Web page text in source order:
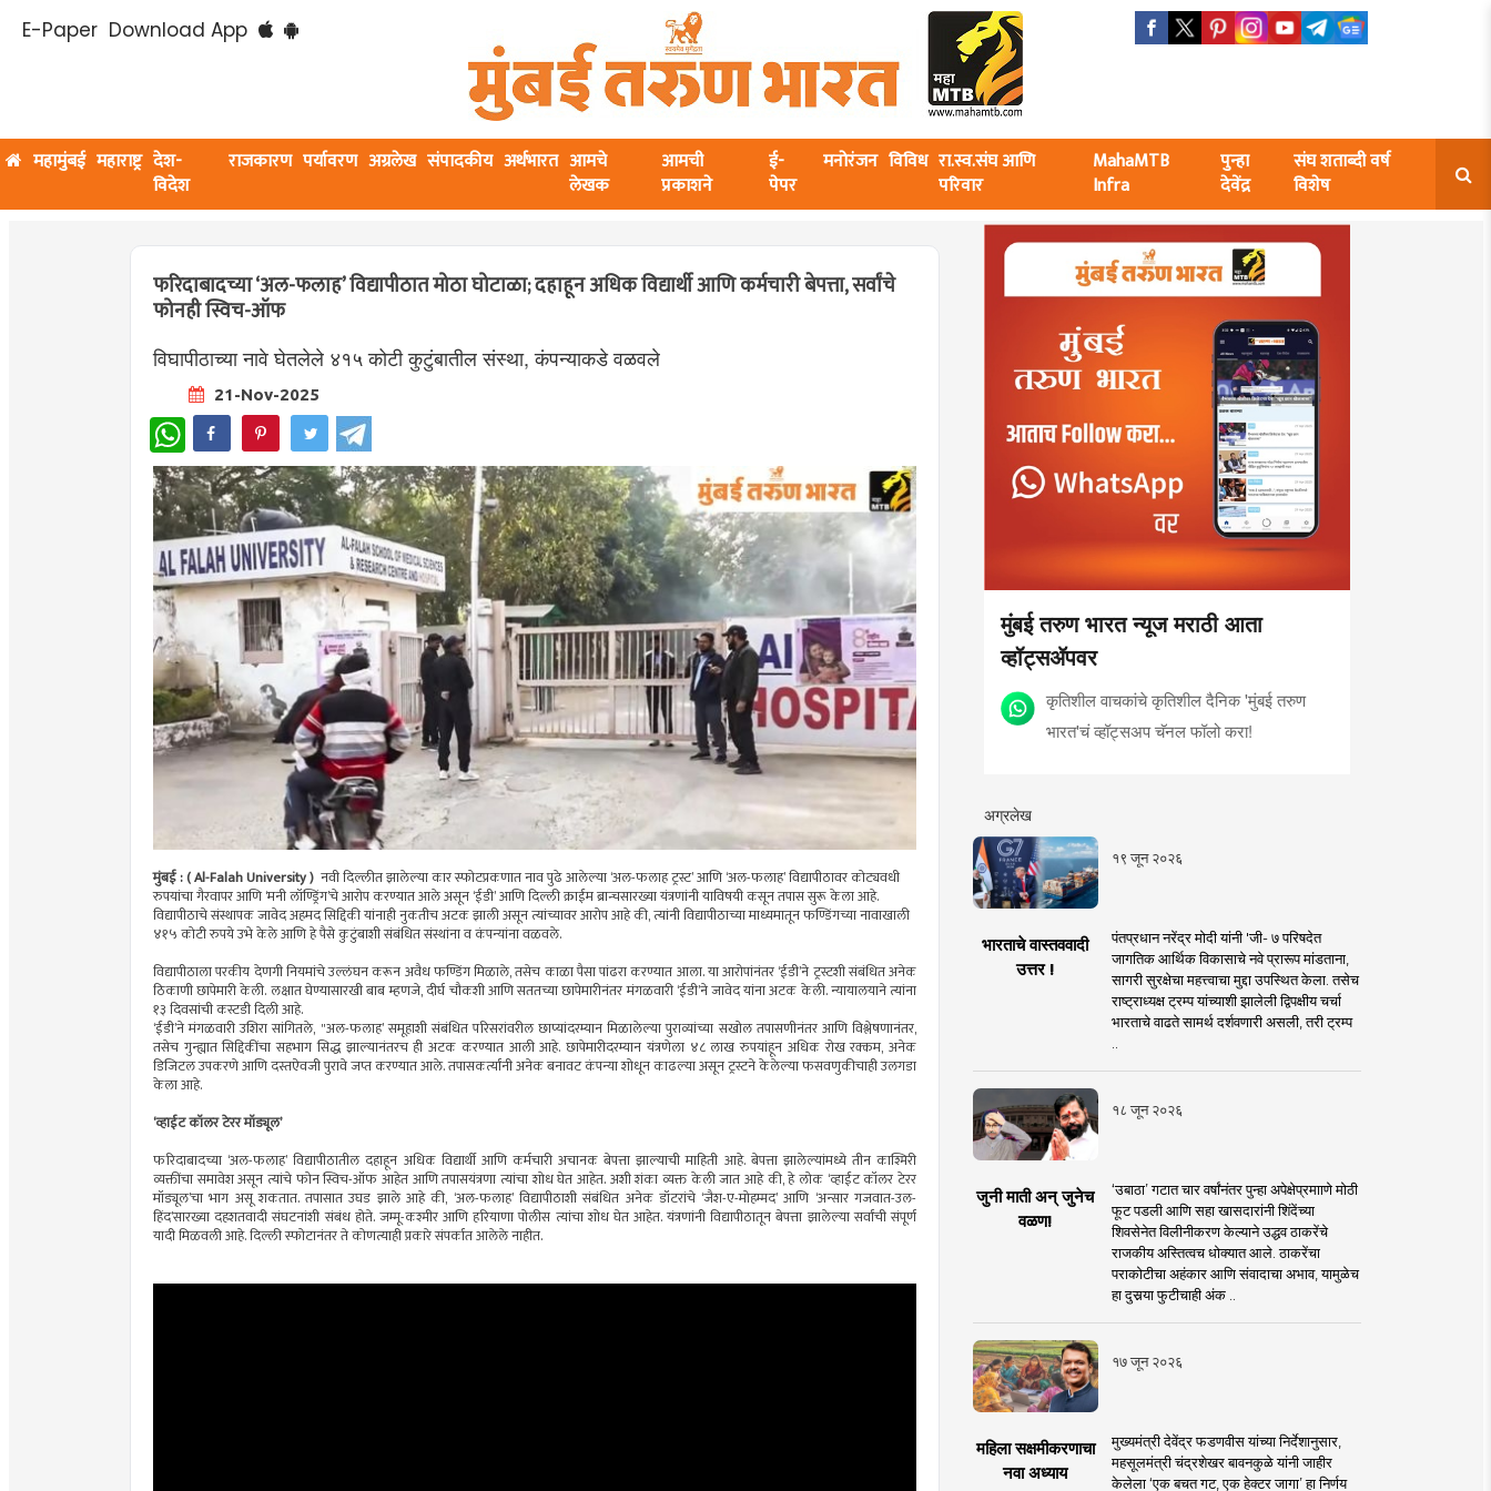
E-Paper Download App
महामुंबई महाराष्ट्र देश-
विदेश
राजकारण पर्यावरण अग्रलेख संपादकीय अर्थभारत आमचे
लेखक
आमची
प्रकाशने
ई-
पेपर
मनोरंजन विविध रा.स्व.संघ आणि
परिवार
MahaMTB
Infra
पुन्हा
देवेंद्र
संघ शताब्दी वर्ष
विशेष
फरिदाबादच्या ‘अल-फलाह’ विद्यापीठात मोठा घोटाळा; दहाहून अधिक विद्यार्थी आणि कर्मचारी बेपत्ता, सर्वांचे
फोनही स्विच-ऑफ
विघापीठाच्या नावे घेतलेले ४१५ कोटी कुटुंबातील संस्था, कंपन्याकडे वळवले
21-Nov-2025
WhatsApp
मुंबई : ( Al-Falah University ) नवी दिल्लीत झालेल्या कार स्फोटप्रकणात नाव पुढे आलेल्या ‘अल-फलाह ट्रस्ट’ आणि ‘अल-फलाह’ विद्यापीठावर कोट्यवधी
रुपयांचा गैरवापर आणि ‘मनी लॉण्ड्रिंग’चे आरोप करण्यात आले असून ‘ईडी’ आणि दिल्ली क्राईम ब्रान्चसारख्या यंत्रणांनी याविषयी कसून तपास सुरू केला आहे.
विद्यापीठाचे संस्थापक जावेद अहमद सिद्दिकी यांनाही नुकतीच अटक झाली असून त्यांच्यावर आरोप आहे की, त्यांनी विद्यापीठाच्या माध्यमातून फण्डिंगच्या नावाखाली
४१५ कोटी रुपये उभे केले आणि हे पैसे कुटुंबाशी संबंधित संस्थांना व कंपन्यांना वळवले.
विद्यापीठाला परकीय देणगी नियमांचे उल्लंघन करून अवैध फण्डिंग मिळाले, तसेच काळा पैसा पांढरा करण्यात आला. या आरोपांनंतर ‘ईडी’ने ट्रस्टशी संबंधित अनेक
ठिकाणी छापेमारी केली. लक्षात घेण्यासारखी बाब म्हणजे, दीर्घ चौकशी आणि सततच्या छापेमारीनंतर मंगळवारी ‘ईडी’ने जावेद यांना अटक केली. न्यायालयाने त्यांना
१३ दिवसांची कस्टडी दिली आहे.
‘ईडी’ने मंगळवारी उशिरा सांगितले, "अल-फलाह’ समूहाशी संबंधित परिसरांवरील छाप्यांदरम्यान मिळालेल्या पुराव्यांच्या सखोल तपासणीनंतर आणि विश्लेषणानंतर,
तसेच गुन्ह्यात सिद्दिकींचा सहभाग सिद्ध झाल्यानंतरच ही अटक करण्यात आली आहे. छापेमारीदरम्यान यंत्रणेला ४८ लाख रुपयांहून अधिक रोख रक्कम, अनेक
डिजिटल उपकरणे आणि दस्तऐवजी पुरावे जप्त करण्यात आले. तपासकर्त्यांनी अनेक बनावट कंपन्या शोधून काढल्या असून ट्रस्टने केलेल्या फसवणुकीचाही उलगडा
केला आहे.
‘व्हाईट कॉलर टेरर मॉड्यूल’
फरिदाबादच्या ‘अल-फलाह’ विद्यापीठातील दहाहून अधिक विद्यार्थी आणि कर्मचारी अचानक बेपत्ता झाल्याची माहिती आहे. बेपत्ता झालेल्यांमध्ये तीन काश्मिरी
व्यक्तींचा समावेश असून त्यांचे फोन स्विच-ऑफ आहेत आणि तपासयंत्रणा त्यांचा शोध घेत आहेत. अशी शंका व्यक्त केली जात आहे की, हे लोक ‘व्हाईट कॉलर टेरर
मॉड्यूल’चा भाग असू शकतात. तपासात उघड झाले आहे की, ‘अल-फलाह’ विद्यापीठाशी संबंधित अनेक डॉटरांचे ‘जैश-ए-मोहम्मद’ आणि ‘अन्सार गजवात-उल-
हिंद’सारख्या दहशतवादी संघटनांशी संबंध होते. जम्मू-कश्मीर आणि हरियाणा पोलीस त्यांचा शोध घेत आहेत. यंत्रणांनी विद्यापीठातून बेपत्ता झालेल्या सर्वांची संपूर्ण
यादी मिळवली आहे. दिल्ली स्फोटानंतर ते कोणत्याही प्रकारे संपर्कात आलेले नाहीत.
मुंबई तरुण भारत न्यूज मराठी आता
व्हॉट्सॲपवर
कृतिशील वाचकांचे कृतिशील दैनिक 'मुंबई तरुण
भारत'चं व्हॉट्सअप चॅनल फॉलो करा!
अग्रलेख
१९ जून २०२६
भारताचे वास्तववादी
उत्तर !
पंतप्रधान नरेंद्र मोदी यांनी 'जी- ७ परिषदेत
जागतिक आर्थिक विकासाचे नवे प्रारूप मांडताना,
सागरी सुरक्षेचा महत्त्वाचा मुद्दा उपस्थित केला. तसेच
राष्ट्राध्यक्ष ट्रम्प यांच्याशी झालेली द्विपक्षीय चर्चा
भारताचे वाढते सामर्थ दर्शवणारी असली, तरी ट्रम्प
१८ जून २०२६
जुनी माती अन् जुनेच
वळण!
‘उबाठा’ गटात चार वर्षांनंतर पुन्हा अपेक्षेप्रमााणे मोठी
फूट पडली आणि सहा खासदारांनी शिंदेंच्या
शिवसेनेत विलीनीकरण केल्याने उद्धव ठाकरेंचे
राजकीय अस्तित्वच धोक्यात आले. ठाकरेंचा
पराकोटीचा अहंकार आणि संवादाचा अभाव, यामुळेच
हा दुसर्‍या फुटीचाही अंक ..
१७ जून २०२६
महिला सक्षमीकरणाचा
नवा अध्याय
मुख्यमंत्री देवेंद्र फडणवीस यांच्या निर्देशानुसार,
महसूलमंत्री चंद्रशेखर बावनकुळे यांनी जाहीर
केलेला ‘एक बचत गट, एक हेक्टर जागा’ हा निर्णय